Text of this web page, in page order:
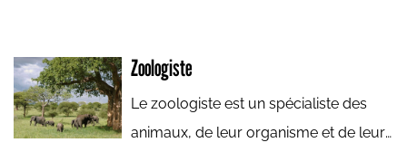
Zoologiste
Le zoologiste est un spécialiste des
animaux, de leur organisme et de leurs